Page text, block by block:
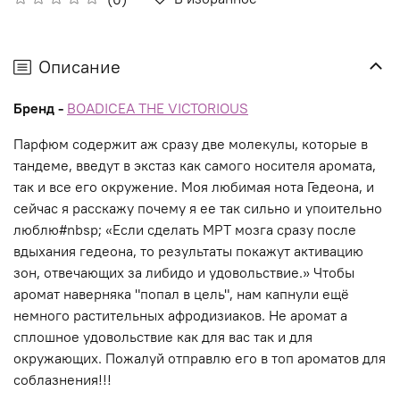
Описание
Бренд - BOADICEA THE VICTORIOUS
Парфюм содержит аж сразу две молекулы, которые в
тандеме, введут в экстаз как самого носителя аромата,
так и все его окружение. Моя любимая нота Гедеона, и
сейчас я расскажу почему я ее так сильно и упоительно
люблю#nbsp; «Если сделать МРТ мозга сразу после
вдыхания гедеона, то результаты покажут активацию
зон, отвечающих за либидо и удовольствие.» Чтобы
аромат наверняка "попал в цель", нам капнули ещё
немного растительных афродизиаков. Не аромат а
сплошное удовольствие как для вас так и для
окружающих. Пожалуй отправлю его в топ ароматов для
соблазнения!!!